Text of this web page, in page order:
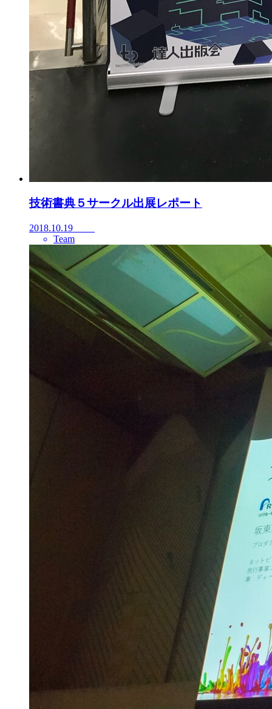
技術書典５サークル出展レポート
2018.10.19
Team